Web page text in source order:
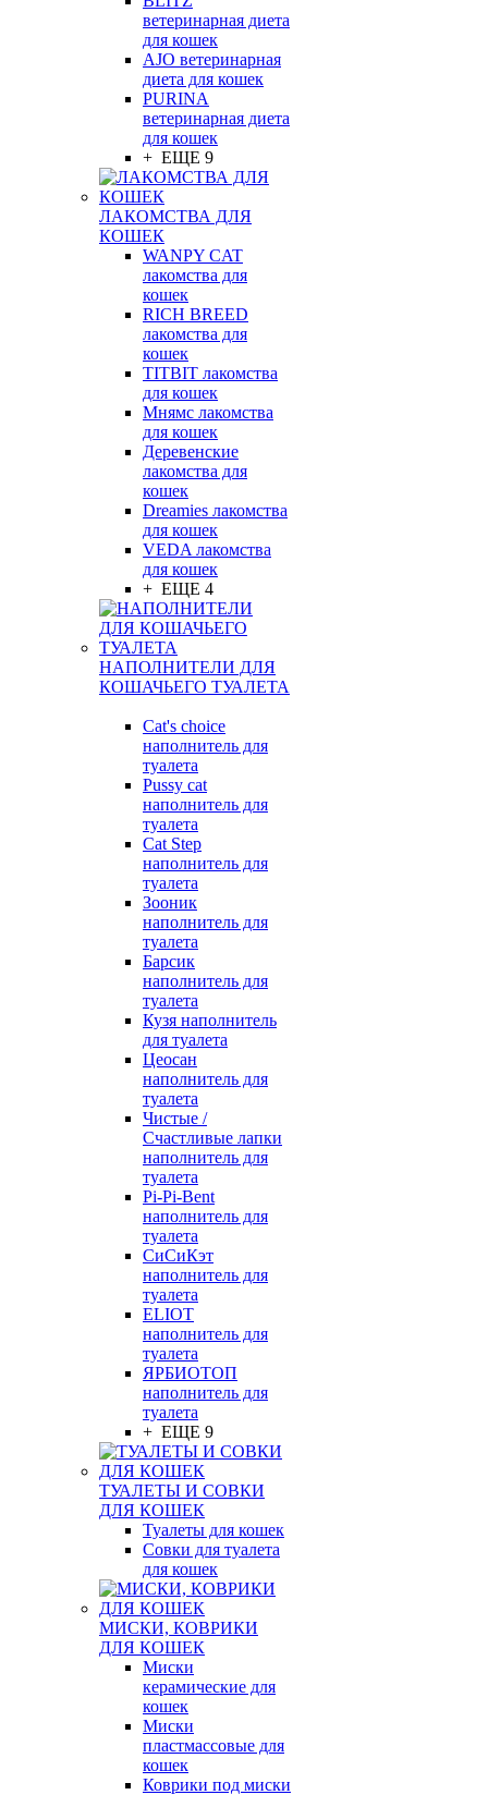
ветеринарная диета
для кошек
AJO ветеринарная
диета для кошек
PURINA
ветеринарная диета
для кошек
+ ЕЩЕ 9
ЛАКОМСТВА ДЛЯ
КОШЕК
WANPY CAT
лакомства для
кошек
RICH BREED
лакомства для
кошек
TITBIT лакомства
для кошек
Мнямс лакомства
для кошек
Деревенские
лакомства для
кошек
Dreamies лакомства
для кошек
VEDA лакомства
для кошек
+ ЕЩЕ 4
НАПОЛНИТЕЛИ ДЛЯ
КОШАЧЬЕГО ТУАЛЕТА
Cat's choice
наполнитель для
туалета
Pussy cat
наполнитель для
туалета
Cat Step
наполнитель для
туалета
Зооник
наполнитель для
туалета
Барсик
наполнитель для
туалета
Кузя наполнитель
для туалета
Цеосан
наполнитель для
туалета
Чистые /
Счастливые лапки
наполнитель для
туалета
Pi-Pi-Bent
наполнитель для
туалета
СиСиКэт
наполнитель для
туалета
ELIOT
наполнитель для
туалета
ЯРБИОТОП
наполнитель для
туалета
+ ЕЩЕ 9
ТУАЛЕТЫ И СОВКИ
ДЛЯ КОШЕК
Туалеты для кошек
Совки для туалета
для кошек
МИСКИ, КОВРИКИ
ДЛЯ КОШЕК
Миски
керамические для
кошек
Миски
пластмассовые для
кошек
Коврики под миски